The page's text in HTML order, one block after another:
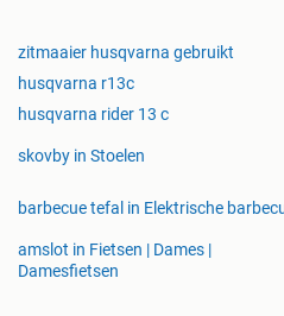
zitmaaier husqvarna gebruikt
husqvarna r13c
husqvarna rider 13 c
skovby in Stoelen
barbecue tefal in Elektrische
amslot in Fietsen | Dames |
Damesfietsen